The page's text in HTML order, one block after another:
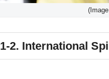
1-2. International